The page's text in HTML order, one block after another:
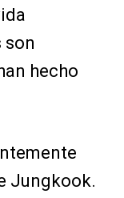
son
hecho
Jungkook.